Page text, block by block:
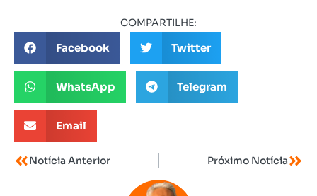
COMPARTILHE:
Facebook Twitter
WhatsApp Telegram
Email
Notícia Anterior Próximo Notícia